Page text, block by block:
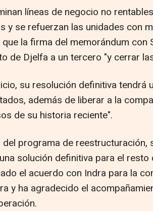
líneas de negocio no
y se refuerzan las unidades con
la firma del memorándum con
de Djelfa a un tercero "y cerrar
su resolución definitiva tendrá
además de liberar a la
de su historia reciente".
del programa de reestructuración,
solución definitiva para el
el acuerdo con Indra para la
y ha agradecido el